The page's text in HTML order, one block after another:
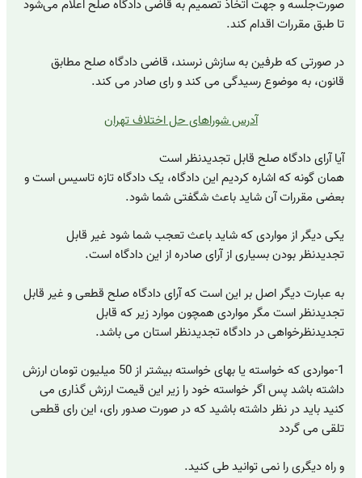
صورت‌جلسه و جهت اتخاذ تصمیم به قاضی دادگاه صلح اعلام می‌شود
تا طبق مقررات اقدام کند.
در صورتی که طرفین به سازش نرسند، قاضی دادگاه صلح مطابق
قانون، به موضوع رسیدگی می کند و رای صادر می کند.
آدرس شوراهای حل اختلاف تهران
آیا آرای دادگاه صلح قابل تجدیدنظر است
همان گونه که اشاره کردیم این دادگاه، یک دادگاه تازه تاسیس است و
بعضی مقررات آن شاید باعث شگفتی شما شود.
یکی دیگر از مواردی که شاید باعث تعجب شما شود غیر قابل
تجدیدنظر بودن بسیاری از آرای صادره از این دادگاه است.
به عبارت دیگر اصل بر این است که آرای دادگاه صلح قطعی و غیر قابل
تجدیدنظر است مگر مواردی همچون موارد زیر که قابل
تجدیدنظرخواهی در دادگاه تجدیدنظر استان می باشد.
1-مواردی که خواسته یا بهای خواسته بیشتر از 50 میلیون تومان ارزش
داشته باشد پس اگر خواسته خود را زیر این قیمت ارزش گذاری می
کنید باید در نظر داشته باشید که در صورت صدور رای، این رای قطعی
تلقی می گردد
و راه دیگری را نمی توانید طی کنید.